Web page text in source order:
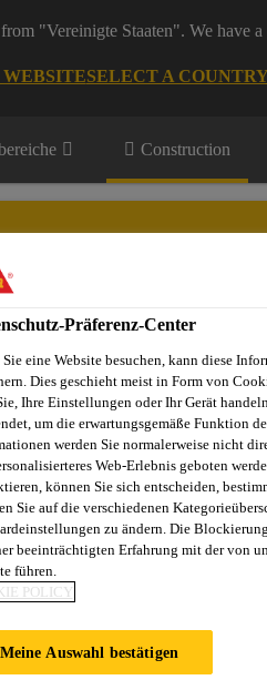
"Vereinigte Staaten". We have
SELECT A COUNTRY
Construction
Dienstleistungen
Polyurethan / Polyurea /
Versiegelung
feuchtigkeitshärtende,
Präferenz-Center
Sie eine Website besuchen, kann diese
Dies geschieht meist in Form von
Ihre Einstellungen oder Ihr Gerät
um die erwartungsgemäße Funktion
werden Sie normalerweise nicht
Web-Erlebnis geboten
können Sie sich entscheiden,
Sie auf die verschiedenen
zu ändern. Die
beeinträchtigten Erfahrung mit der von
führen.
POLICY
Meine Auswahl bestätigen